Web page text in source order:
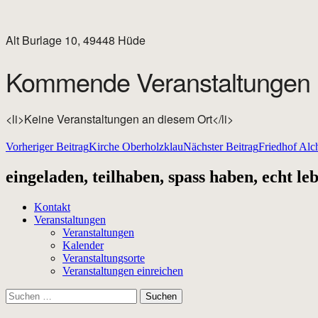
Alt Burlage 10, 49448 Hüde
Kommende Veranstaltungen
<li>Keine Veranstaltungen an diesem Ort</li>
Beitragsnavigation
Vorheriger BeitragKirche OberholzklauNächster BeitragFriedhof
eingeladen, teilhaben, spass haben, echt
Kontakt
Veranstaltungen
Veranstaltungen
Kalender
Veranstaltungsorte
Veranstaltungen einreichen
Suchen
nach: